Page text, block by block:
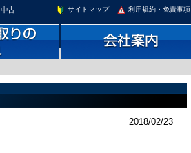
古
利用規約・免責事項
サイトマップ
2018/02/23